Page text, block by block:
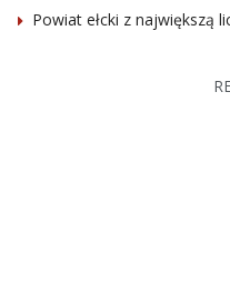
Powiat ełcki z największą